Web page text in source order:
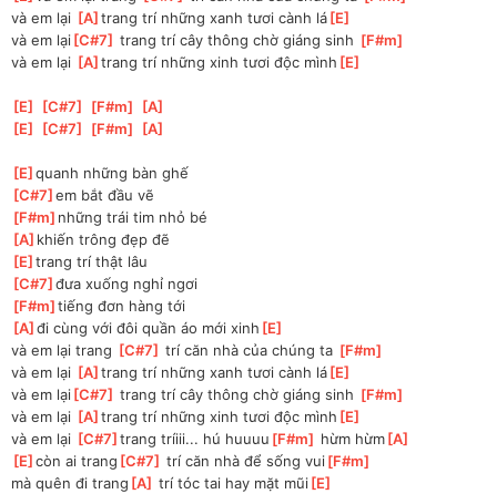
và em lại [A ]trang trí những xanh tươi cành lá[E
và em lại[C#7 ] trang trí cây thông chờ giáng sinh [F#m
và em lại [A ]trang trí những xinh tươi độc mình [E
[E [C#7 [F#m [A
[E [C#7 [F#m [A
[E ]
quanh những bàn ghế
[C#7 ]
em bắt đầu vẽ
[F#m ]những trái tim nhỏ bé
[A ]khiến trông đẹp đẽ
[E ]trang trí thật lâu
[C#7 ]
đưa xuống nghỉ ngơi
[F#m ]tiếng đơn hàng tới
[A ]
đi cùng với đôi quần áo mới xinh [E
và em lại trang [C#7 ] trí căn nhà của chúng ta [F#m
và em lại [A ]trang trí những xanh tươi cành lá[E
và em lại[C#7 ] trang trí cây thông chờ giáng sinh [F#m
và em lại [A ]trang trí những xinh tươi độc mình [E
và em lại [C#7 ]trang tríiii... hú huuuu [F#m hừm hừm[A
[E ]
còn ai trang [C#7 ] trí căn nhà để sống vui[F#m
mà quên đi trang [A ] trí tóc tai hay mặt mũi[E